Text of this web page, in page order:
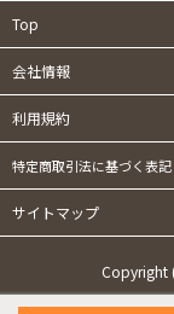
Top
会社情報
利用規約
特定商取引法に基づく表記
サイトマップ
Copyright